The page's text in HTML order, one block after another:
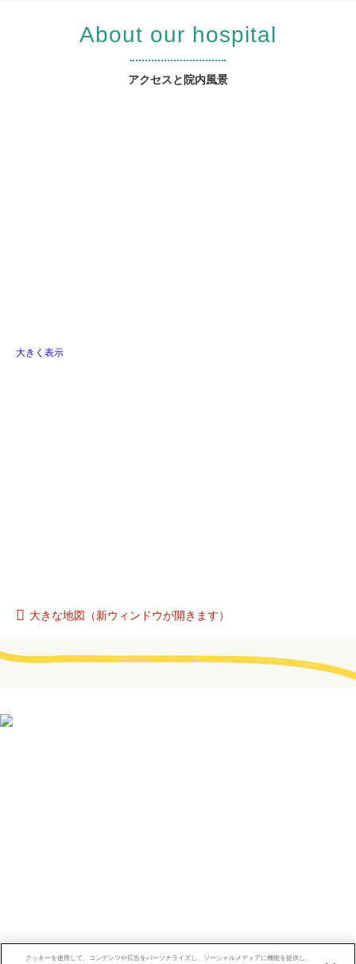
About our hospital
アクセスと院内風景
大きく表示
大きな地図（新ウィンドウが開きます）
クッキーを使用して、コンテンツや広告をパーソナライズし、ソーシャルメディアに機能を提供し、